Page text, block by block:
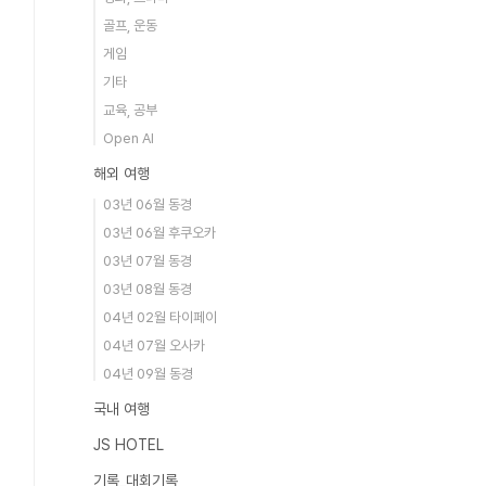
골프, 운동
게임
기타
교육, 공부
Open AI
해외 여행
03년 06월 동경
03년 06월 후쿠오카
03년 07월 동경
03년 08월 동경
04년 02월 타이페이
04년 07월 오사카
04년 09월 동경
국내 여행
JS HOTEL
기록_대회기록